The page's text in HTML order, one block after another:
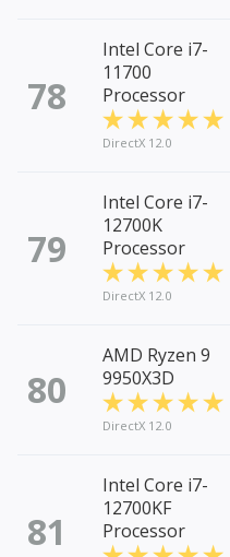
78
Intel Core i7-
11700
Processor
DirectX 12.0
79
Intel Core i7-
12700K
Processor
DirectX 12.0
80
AMD Ryzen 9
9950X3D
DirectX 12.0
81
Intel Core i7-
12700KF
Processor